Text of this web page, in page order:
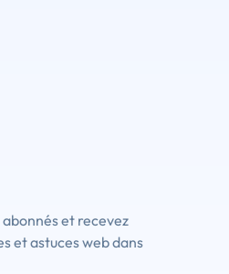
et recevez
et astuces web dans